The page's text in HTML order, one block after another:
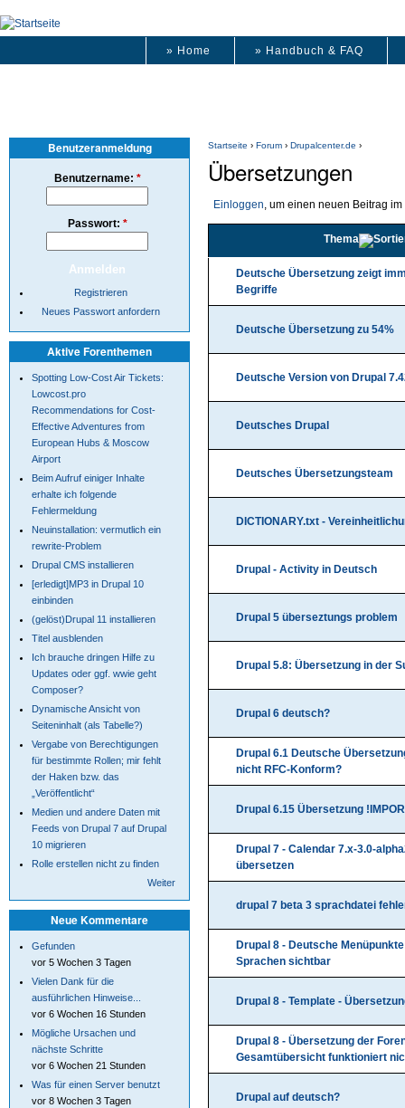
» Home » Handbuch & FAQ
Startseite › Forum › Drupalcenter.de ›
Übersetzungen
Einloggen, um einen neuen Beitrag
Thema
Deutsche Übersetzung zeigt
Begriffe
Deutsche Übersetzung zu 54%
Deutsche Version von Drupal
Deutsches Drupal
Deutsches Übersetzungsteam
DICTIONARY.txt -
Drupal - Activity in Deutsch
Drupal 5 überseztungs problem
Drupal 5.8: Übersetzung in der
Drupal 6 deutsch?
Drupal 6.1 Deutsche
nicht RFC-Konform?
Drupal 6.15 Übersetzung
Drupal 7 - Calendar 7.x-3.0-
übersetzen
drupal 7 beta 3 sprachdatei
Drupal 8 - Deutsche
Sprachen sichtbar
Drupal 8 - Template -
Drupal 8 - Übersetzung der
Gesamtübersicht funktioniert
Drupal auf deutsch?
Benutzeranmeldung
Benutzername: *
Passwort: *
Registrieren
Neues Passwort anfordern
Aktive Forenthemen
Spotting Low-Cost Air Tickets:
Lowcost.pro
Recommendations for Cost-
Effective Adventures from
European Hubs & Moscow
Airport
Beim Aufruf einiger Inhalte
erhalte ich folgende
Fehlermeldung
Neuinstallation: vermutlich ein
rewrite-Problem
Drupal CMS installieren
[erledigt]MP3 in Drupal 10
einbinden
(gelöst)Drupal 11 installieren
Titel ausblenden
Ich brauche dringen Hilfe zu
Updates oder ggf. wwie geht
Composer?
Dynamische Ansicht von
Seiteninhalt (als Tabelle?)
Vergabe von Berechtigungen
für bestimmte Rollen; mir fehlt
der Haken bzw. das
„Veröffentlicht“
Medien und andere Daten mit
Feeds von Drupal 7 auf Drupal
10 migrieren
Rolle erstellen nicht zu finden
Weiter
Neue Kommentare
Gefunden
vor 5 Wochen 3 Tagen
Vielen Dank für die
ausführlichen Hinweise...
vor 6 Wochen 16 Stunden
Mögliche Ursachen und
nächste Schritte
vor 6 Wochen 21 Stunden
Was für einen Server benutzt
vor 8 Wochen 3 Tagen